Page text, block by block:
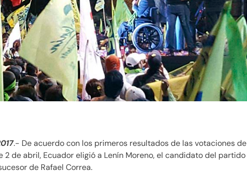
.- De acuerdo con los primeros resultados de las votaciones de
2 de abril, Ecuador eligió a Lenín Moreno, el candidato del partido
de Rafael Correa.